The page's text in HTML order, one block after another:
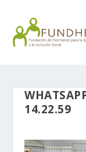
14.22.59